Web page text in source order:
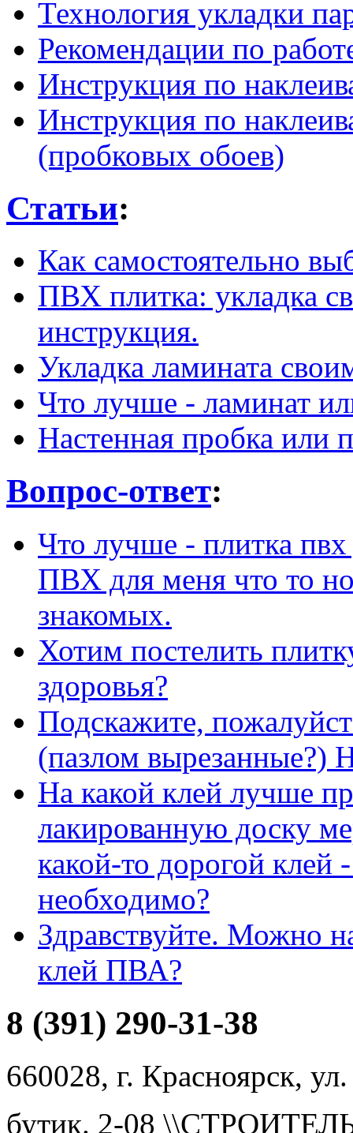
Технология укладки
Рекомендации по
Инструкция по
Инструкция по
(пробковых обоев)
Статьи:
Как самостоятельно
ПВХ плитка: укладка
инструкция.
Укладка ламината
Что лучше - ламинат
Настенная пробка или
Вопрос-ответ:
Что лучше - плитка
ПВХ для меня что то
знакомых.
Хотим постелить
здоровья?
Подскажите,
(пазлом вырезанные?)
На какой клей лучше
лакированную доску
какой-то дорогой клей
необходимо?
Здравствуйте. Можно
клей ПВА?
8 (391) 290-31-38
660028, г. Красноярск,
бутик. 2-08